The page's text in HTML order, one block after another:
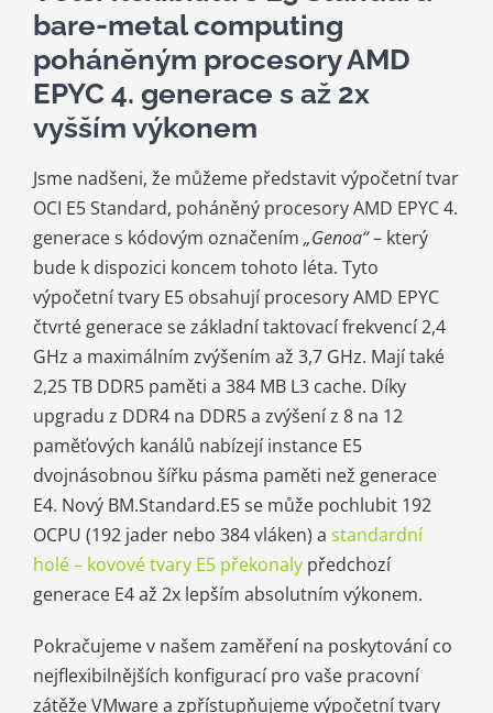
bare-metal computing
poháněným procesory AMD
EPYC 4. generace s až 2x
vyšším výkonem
Jsme nadšeni, že můžeme představit výpočetní tvar
OCI E5 Standard, poháněný procesory AMD EPYC 4.
generace s kódovým označením „Genoa“– který
bude k dispozici koncem tohoto léta. Tyto
výpočetní tvary E5 obsahují procesory AMD EPYC
čtvrté generace se základní taktovací frekvencí 2,4
GHz a maximálním zvýšením až 3,7 GHz. Mají také
2,25 TB DDR5 paměti a 384 MB L3 cache. Díky
upgradu z DDR4 na DDR5 a zvýšení z 8 na 12
paměťových kanálů nabízejí instance E5
dvojnásobnou šířku pásma paměti než generace
E4. Nový BM.Standard.E5 se může pochlubit 192
OCPU (192 jader nebo 384 vláken) a standardní
holé– kovové tvary E5 překonalypředchozí
generace E4 až 2x lepším absolutním výkonem.
Pokračujeme v našem zaměření na poskytování co
nejflexibilnějších konfigurací pro vaše pracovní
zátěže VMware a zpřístupňujeme výpočetní tvary